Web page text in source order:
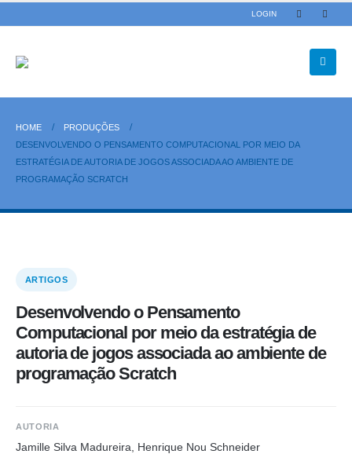
LOGIN
HOME
PRODUÇÕES
DESENVOLVENDO O PENSAMENTO COMPUTACIONAL POR MEIO DA
ESTRATÉGIA DE AUTORIA DE JOGOS ASSOCIADA AO AMBIENTE DE
PROGRAMAÇÃO SCRATCH
ARTIGOS
Desenvolvendo o Pensamento
Computacional por meio da estratégia de
autoria de jogos associada ao ambiente de
programação Scratch
AUTORIA
Jamille Silva Madureira, Henrique Nou Schneider